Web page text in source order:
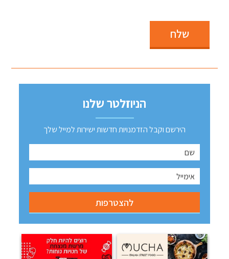
שלח
הניוזלטר שלנו
הירשם וקבל הזדמנויות חדשות ישירות למייל שלך